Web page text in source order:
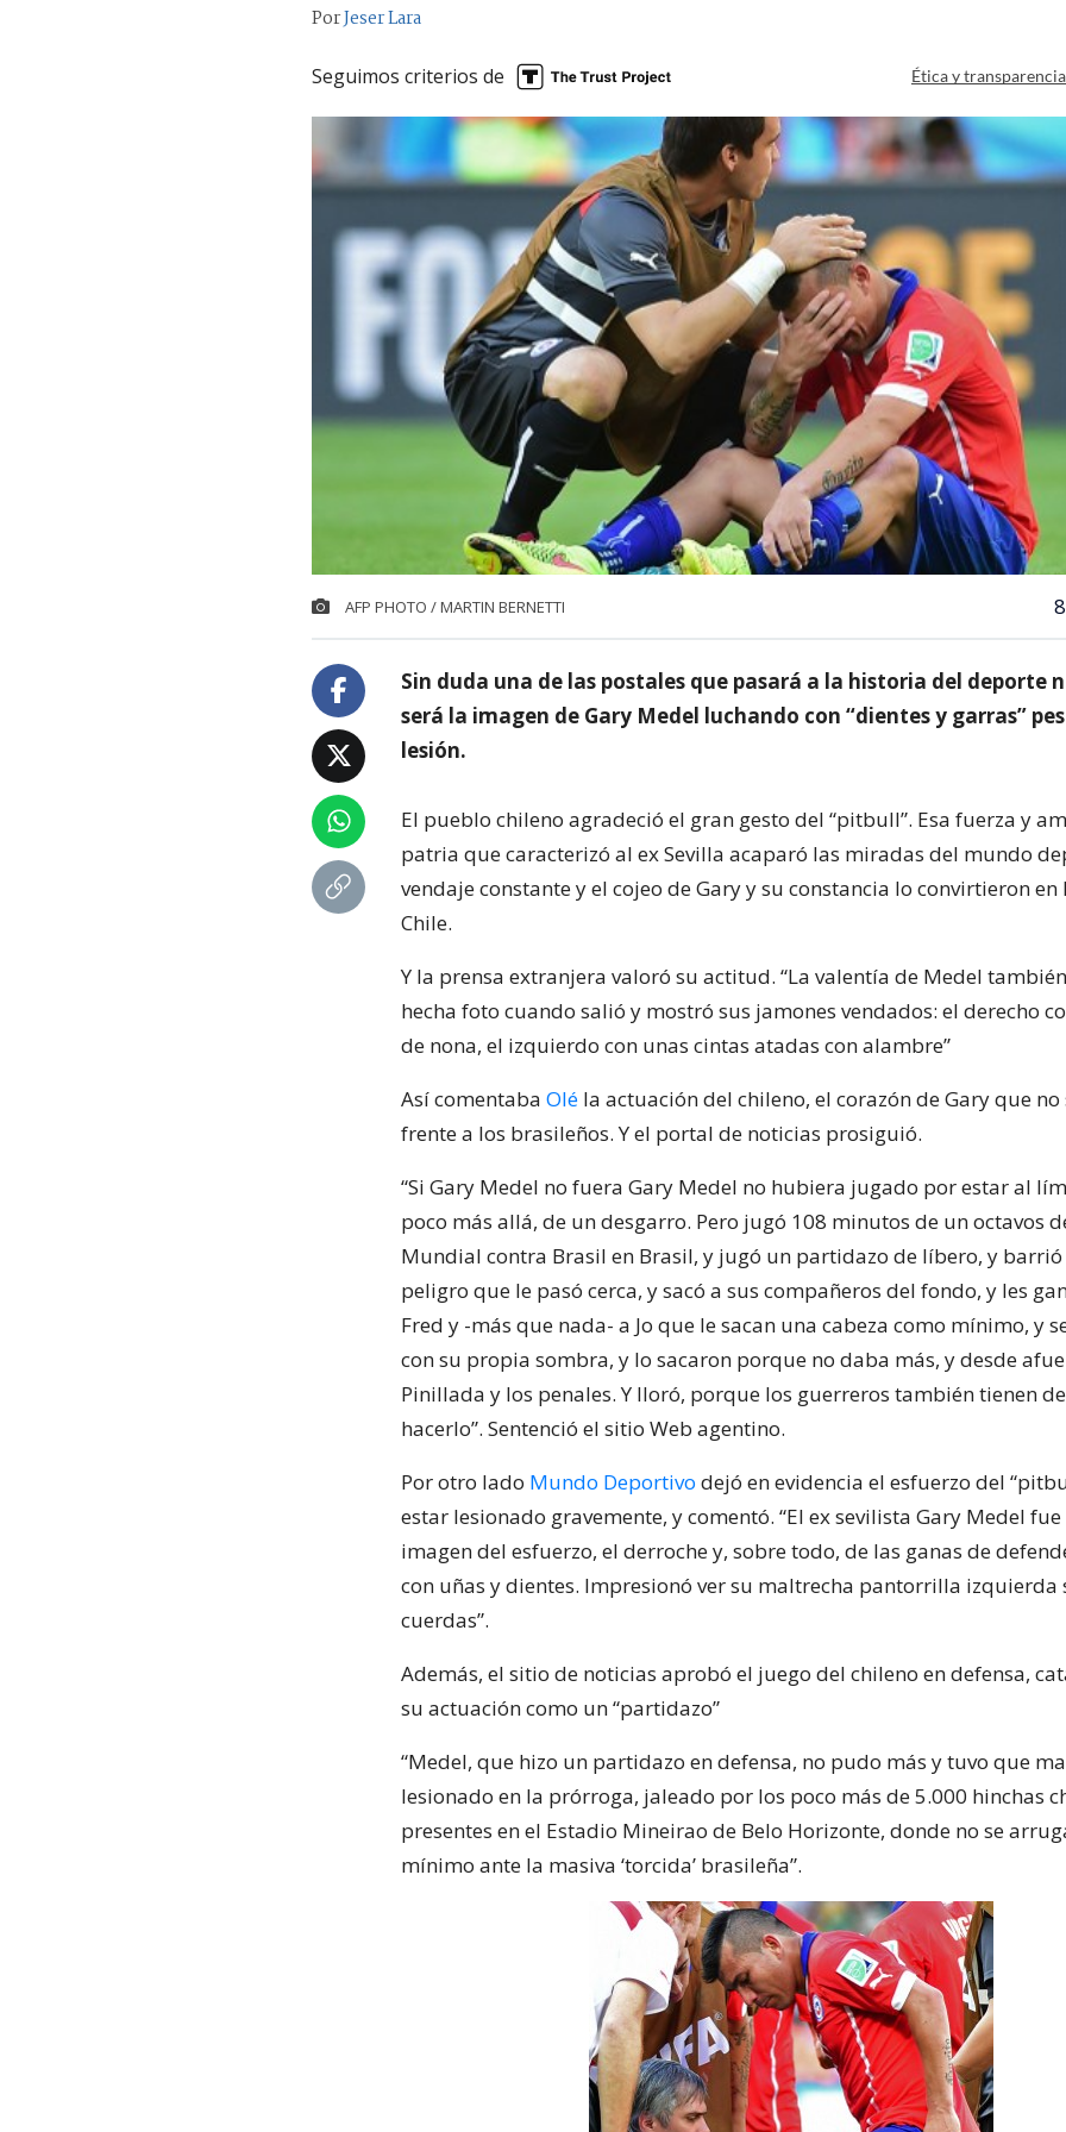
PorJeser Lara
Seguimos criterios de Ética y
AFP PHOTO / MARTIN BERNETTI
Sin duda una de las postales que pasará a la historia del deporte
será la imagen de Gary Medel luchando con “dientes y garras”
lesión.
El pueblo chileno agradeció el gran gesto del “pitbull”. Esa fuerza y
patria que caracterizó al ex Sevilla acaparó las miradas del mundo
vendaje constante y el cojeo de Gary y su constancia lo convirtieron
Chile.
Y la prensa extranjera valoró su actitud. “La valentía de Medel
hecha foto cuando salió y mostró sus jamones vendados: el derecho
de nona, el izquierdo con unas cintas atadas con alambre”
Así comentaba Olé la actuación del chileno, el corazón de Gary que no
frente a los brasileños. Y el portal de noticias prosiguió.
“Si Gary Medel no fuera Gary Medel no hubiera jugado por estar al
poco más allá, de un desgarro. Pero jugó 108 minutos de un octavos
Mundial contra Brasil en Brasil, y jugó un partidazo de líbero, y
peligro que le pasó cerca, y sacó a sus compañeros del fondo, y les
Fred y -más que nada- a Jo que le sacan una cabeza como mínimo, y
con su propia sombra, y lo sacaron porque no daba más, y desde
Pinillada y los penales. Y lloró, porque los guerreros también tienen
hacerlo”. Sentenció el sitio Web agentino.
Por otro lado Mundo Deportivo dejó en evidencia el esfuerzo del
estar lesionado gravemente, y comentó. “El ex sevilista Gary Medel
imagen del esfuerzo, el derroche y, sobre todo, de las ganas de
con uñas y dientes. Impresionó ver su maltrecha pantorrilla izquierda
cuerdas”.
Además, el sitio de noticias aprobó el juego del chileno en defensa,
su actuación como un “partidazo”
“Medel, que hizo un partidazo en defensa, no pudo más y tuvo que
lesionado en la prórroga, jaleado por los poco más de 5.000 hinchas
presentes en el Estadio Mineirao de Belo Horizonte, donde no se
mínimo ante la masiva ‘torcida’ brasileña”.